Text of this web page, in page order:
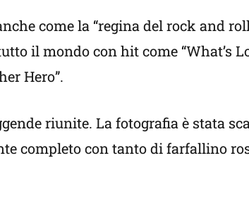
come la “regina del rock and
il mondo con hit come “What’s
Hero”.
riunite. La fotografia è stata
completo con tanto di farfallino